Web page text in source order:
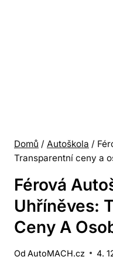
Domů / Autoškola /
Transparentní ceny a
Férová
Uhříněves:
Ceny A
Od AutoMACH.cz 4.